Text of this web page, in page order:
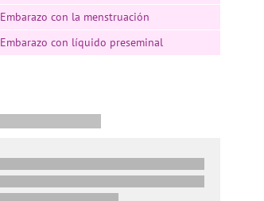
Embarazo con la menstruación
Embarazo con líquido preseminal